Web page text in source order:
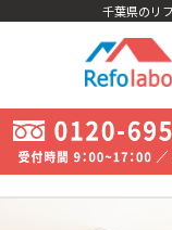
千葉県のリ